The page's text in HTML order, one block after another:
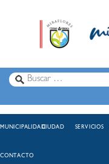
MUNICIPALIDADCIUDAD SERVICIOS
CONTACTO